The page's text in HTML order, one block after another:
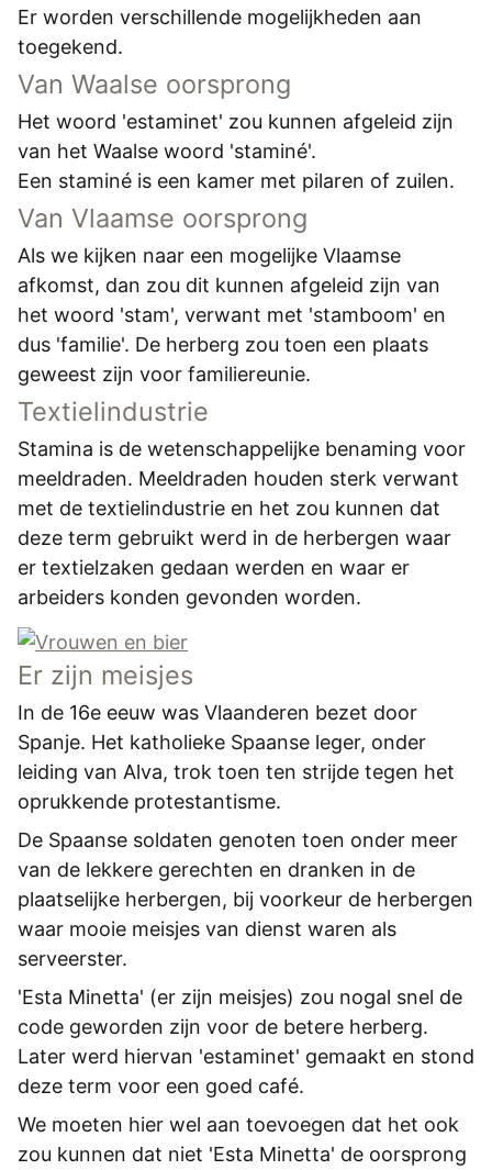
Er worden verschillende mogelijkheden aan
toegekend.
Van Waalse oorsprong
Het woord 'estaminet' zou kunnen afgeleid zijn
van het Waalse woord 'staminé'.
Een staminé is een kamer met pilaren of zuilen.
Van Vlaamse oorsprong
Als we kijken naar een mogelijke Vlaamse
afkomst, dan zou dit kunnen afgeleid zijn van
het woord 'stam', verwant met 'stamboom' en
dus 'familie'. De herberg zou toen een plaats
geweest zijn voor familiereunie.
Textielindustrie
Stamina is de wetenschappelijke benaming voor
meeldraden. Meeldraden houden sterk verwant
met de textielindustrie en het zou kunnen dat
deze term gebruikt werd in de herbergen waar
er textielzaken gedaan werden en waar er
arbeiders konden gevonden worden.
Er zijn meisjes
In de 16e eeuw was Vlaanderen bezet door
Spanje. Het katholieke Spaanse leger, onder
leiding van Alva, trok toen ten strijde tegen het
oprukkende protestantisme.
De Spaanse soldaten genoten toen onder meer
van de lekkere gerechten en dranken in de
plaatselijke herbergen, bij voorkeur de herbergen
waar mooie meisjes van dienst waren als
serveerster.
'Esta Minetta' (er zijn meisjes) zou nogal snel de
code geworden zijn voor de betere herberg.
Later werd hiervan 'estaminet' gemaakt en stond
deze term voor een goed café.
We moeten hier wel aan toevoegen dat het ook
zou kunnen dat niet 'Esta Minetta' de oorsprong